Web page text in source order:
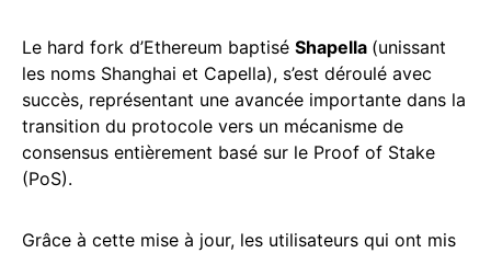
Le hard fork d’Ethereum baptisé Shapella (unissant
les noms Shanghai et Capella), s’est déroulé avec
succès, représentant une avancée importante dans la
transition du protocole vers un mécanisme de
consensus entièrement basé sur le Proof of Stake
(PoS).
Grâce à cette mise à jour, les utilisateurs qui ont mis